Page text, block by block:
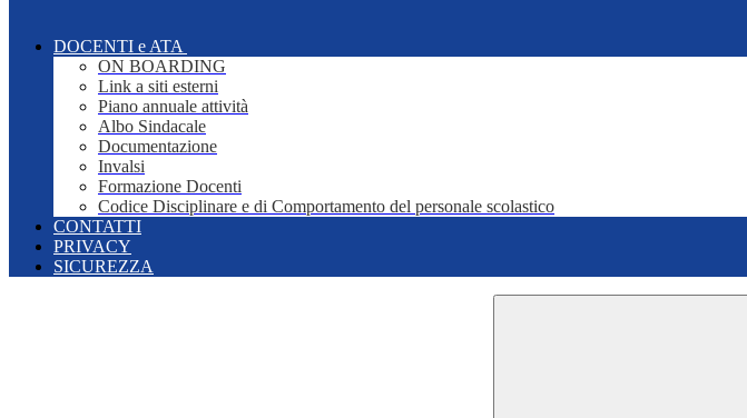
DOCENTI e ATA
ON BOARDING
Link a siti esterni
Piano annuale attività
Albo Sindacale
Documentazione
Invalsi
Formazione Docenti
Codice Disciplinare e di Comportamento del personale scolastico
CONTATTI
PRIVACY
SICUREZZA